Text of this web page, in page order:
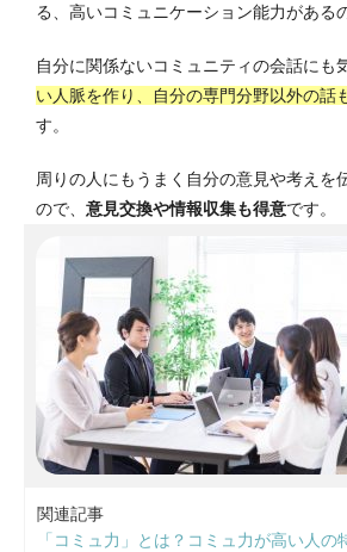
る、高いコミュニケーション能力がある
自分に関係ないコミュニティの会話にも
い人脈を作り、自分の専門分野以外の話
す。
周りの人にもうまく自分の意見や考えを
ので、 意見交換や情報収集も得意です。
関連記事
「コミュ力」とは？コミュ力が高い人の